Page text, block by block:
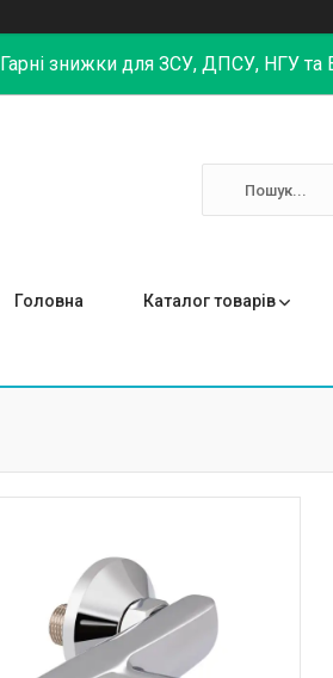
Гарні знижки для ЗСУ, ДПСУ, НГУ та
Головна Каталог товарів